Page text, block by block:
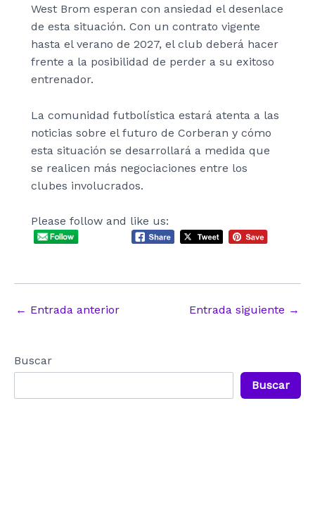
West Brom esperan con ansiedad el desenlace
de esta situación. Con un contrato vigente
hasta el verano de 2027, el club deberá hacer
frente a la posibilidad de perder a su exitoso
entrenador.
La comunidad futbolística estará atenta a las
noticias sobre el futuro de Corberan y cómo
esta situación se desarrollará a medida que
se realicen más negociaciones entre los
clubes involucrados.
Please follow and like us:
Navegación
← Entrada anterior Entrada siguiente →
Buscar
Buscar